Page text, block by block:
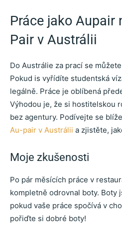
Práce jako Aupair
Pair v Austrálii
Do Austrálie za prací se
Pokud is vyřídíte studentská
legálně. Práce je oblíbená
Výhodou je, že si hostitelskou
bez agentury. Podívejte se
Au-pair v Austrálii a zjistěte,
Moje zkušenosti
Po pár měsících práce v
kompletně odrovnal boty. Boty
pokud vaše práce spočívá v
pořiďte si dobré boty!